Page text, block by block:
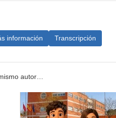
información Transcripción
autor…